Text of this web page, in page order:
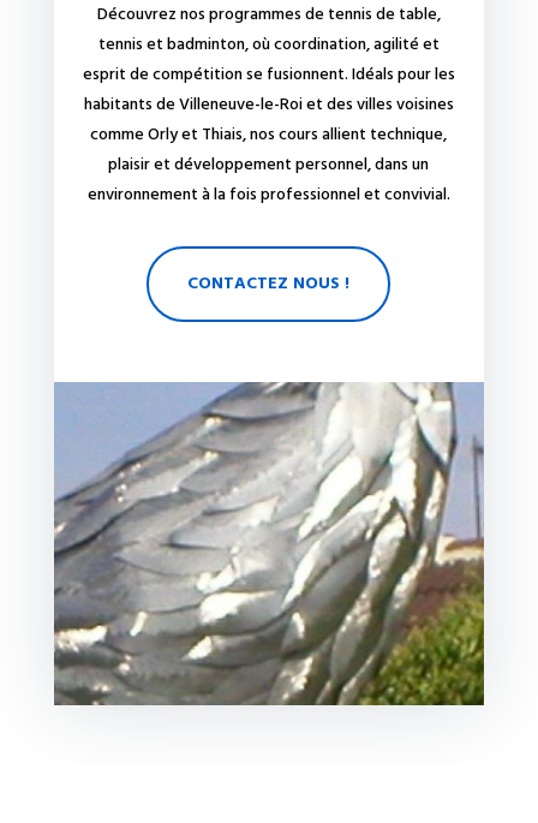
Découvrez nos programmes de tennis de table,
tennis et badminton, où coordination, agilité et
esprit de compétition se fusionnent. Idéals pour les
habitants de Villeneuve-le-Roi et des villes voisines
comme Orly et Thiais, nos cours allient technique,
plaisir et développement personnel, dans un
environnement à la fois professionnel et convivial.
CONTACTEZ NOUS !